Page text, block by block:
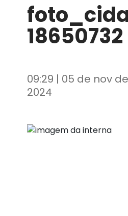
18650732
09:29 | 05 de nov de
2024